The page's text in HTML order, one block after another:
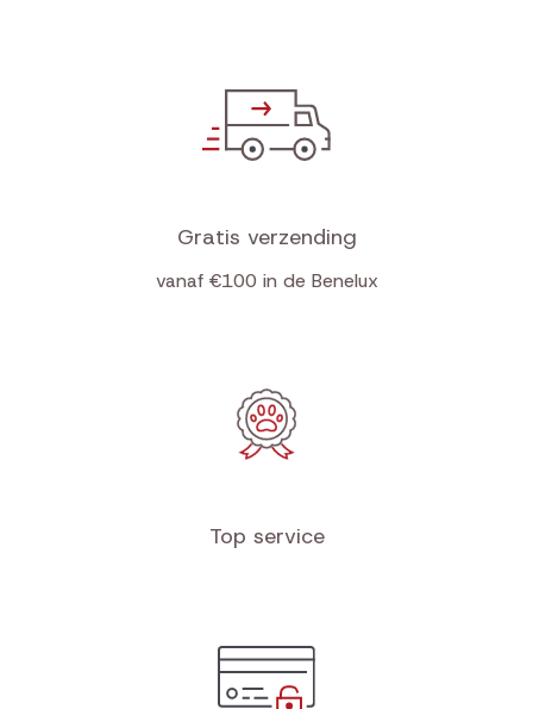
Gratis verzending
vanaf €100 in de Benelux
Top service